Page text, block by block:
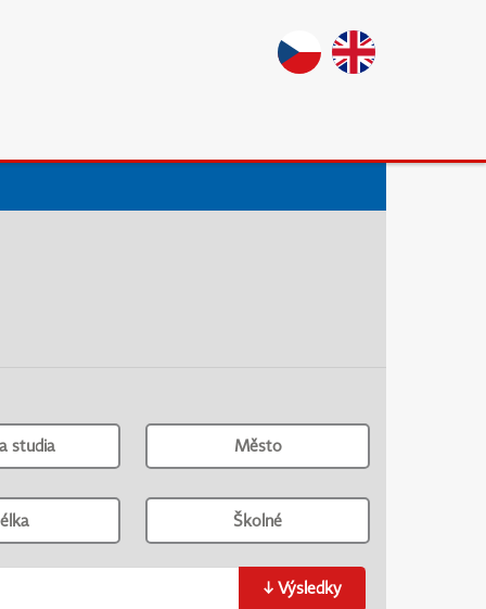
studia Město
Školné
↓ Výsledky